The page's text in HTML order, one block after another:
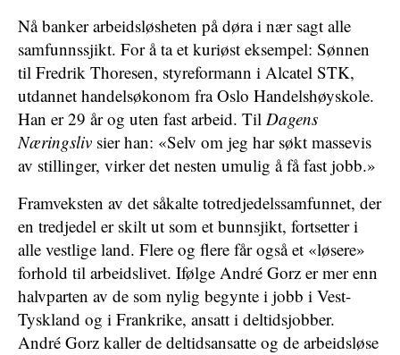
Nå banker arbeidsløsheten på døra i nær sagt alle
samfunnssjikt. For å ta et kuriøst eksempel: Sønnen
til Fredrik Thoresen, styreformann i Alcatel STK,
utdannet handelsøkonom fra Oslo Handelshøyskole.
Han er 29 år og uten fast arbeid. Til Dagens
Næringsliv sier han: «Selv om jeg har søkt massevis
av stillinger, virker det nesten umulig å få fast jobb.»
Framveksten av det såkalte totredjedelssamfunnet, der
en tredjedel er skilt ut som et bunnsjikt, fortsetter i
alle vestlige land. Flere og flere får også et «løsere»
forhold til arbeidslivet. Ifølge André Gorz er mer enn
halvparten av de som nylig begynte i jobb i Vest-
Tyskland og i Frankrike, ansatt i deltidsjobber.
André Gorz kaller de deltidsansatte og de arbeidsløse